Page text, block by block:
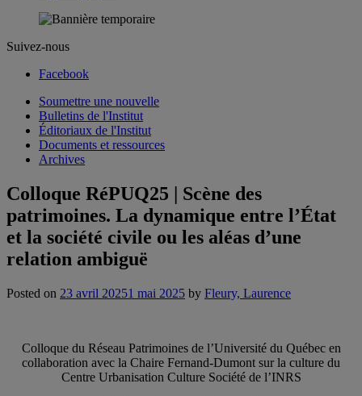
Suivez-nous
Facebook
Soumettre une nouvelle
Bulletins de l'Institut
Éditoriaux de l'Institut
Documents et ressources
Archives
Colloque RéPUQ25 | Scène des
patrimoines. La dynamique entre l’État
et la société civile ou les aléas d’une
relation ambiguë
Posted on 23 avril 20251 mai 2025 by Fleury, Laurence
Colloque du Réseau Patrimoines de l’Université du Québec en
collaboration avec la Chaire Fernand-Dumont sur la culture du
Centre Urbanisation Culture Société de l’INRS